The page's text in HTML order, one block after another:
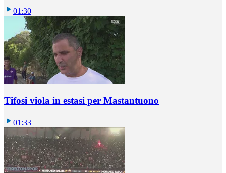
01:30
Tifosi viola in estasi per Mastantuono
01:33